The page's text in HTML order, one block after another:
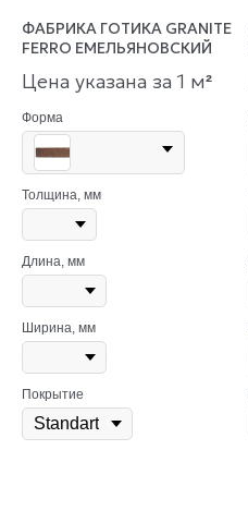
ФАБРИКА ГОТИКА GRANITE
FERRO ЕМЕЛЬЯНОВСКИЙ
Цена указана за 1 м²
Форма
Толщина, мм
Длина, мм
Ширина, мм
Покрытие